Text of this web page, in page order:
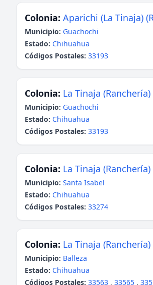
Colonia: Aparichi (La Tinaja)
Municipio: Guachochi
Estado: Chihuahua
Códigos Postales: 33193
Colonia: La Tinaja (Ranchería)
Municipio: Guachochi
Estado: Chihuahua
Códigos Postales: 33193
Colonia: La Tinaja (Ranchería)
Municipio: Santa Isabel
Estado: Chihuahua
Códigos Postales: 33274
Colonia: La Tinaja (Ranchería)
Municipio: Balleza
Estado: Chihuahua
Códigos Postales: 33563 , 33565 ,